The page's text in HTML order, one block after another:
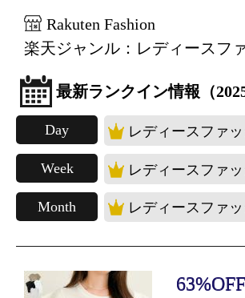
Rakuten Fashion
楽天ジャンル：レディースフ
最新ランクイン情報（
Day レディースファ
Week レディースファ
Month レディースファ